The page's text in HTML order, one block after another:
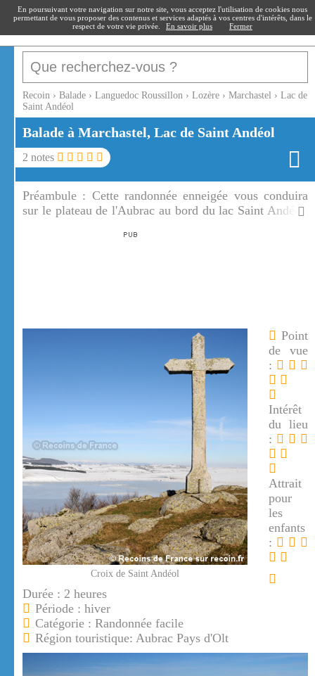
recoin.fr
Recoin › Balade › Languedoc Roussillon › Lozère › Marchastel › Lac de
Saint Andéol
Balade à Marchastel, Lac de Saint Andéol
2 notes
Préambule : Cette randonnée enneigée vous conduira
sur le plateau de l'Aubrac au bord du lac Saint Andéol.
des lacs de l'Aubrac.
Croix de Saint Andéol
Point
de vue
:
Intérêt
du lieu
:
Attrait
pour
les
enfants
:
Durée : 2 heures
Période : hiver
Catégorie : Randonnée facile
Région touristique: Aubrac Pays d'Olt
En poursuivant votre navigation sur notre site, vous acceptez l'utilisation de cookies nous
permettant de vous proposer des contenus et services adaptés à vos centres d'intérêts, dans le
respect de votre vie privée.
En savoir plus Fermer